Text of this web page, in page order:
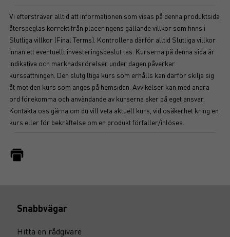
Vi eftersträvar alltid att informationen som visas på denna produktsida
återspeglas korrekt från placeringens gällande villkor som finns i
Slutliga villkor (Final Terms). Kontrollera därför alltid Slutliga villkor
innan ett eventuellt investeringsbeslut tas. Kurserna på denna sida är
indikativa och marknadsrörelser under dagen påverkar
kurssättningen. Den slutgiltiga kurs som erhålls kan därför skilja sig
åt mot den kurs som anges på hemsidan. Avvikelser kan med andra
ord förekomma och användande av kurserna sker på eget ansvar.
Kontakta oss gärna om du vill veta aktuell kurs, vid osäkerhet kring en
kurs eller för bekräftelse om en produkt förfaller/inlöses.
Snabbvägar
Hitta en rådgivare